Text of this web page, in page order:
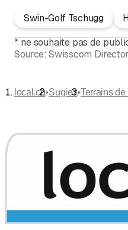
Swin-Golf Tschugg
* ne souhaite pas de
Source: Swisscom
local.ch•Sugiez•Terrains